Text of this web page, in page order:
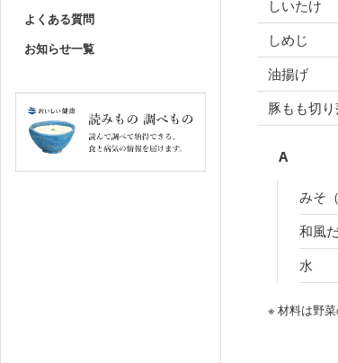
よくある質問
お知らせ一覧
しいたけ
しめじ
油揚げ
豚もも切
A
みそ
和風
水
※ 材料は野